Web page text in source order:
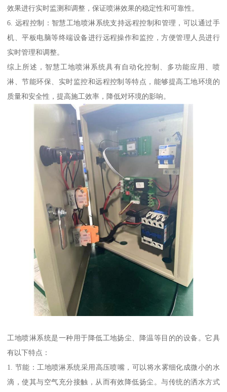
效果进行实时监测和调整，保证喷淋效果的稳定性和可靠性。
6. 远程控制：智慧工地喷淋系统支持远程控制和管理，可以通过手
机、平板电脑等终端设备进行远程操作和监控，方便管理人员进行
实时管理和调整。
综上所述，智慧工地喷淋系统具有自动化控制、多功能应用、喷
淋、节能环保、实时监控和远程控制等特点，能够提高工地环境的
质量和安全性，提高施工效率，降低对环境的影响。
工地喷淋系统是一种用于降低工地扬尘、降温等目的的设备。它具
有以下特点：
1. 节能：工地喷淋系统采用高压喷嘴，可以将水雾细化成微小的水
滴，使其与空气充分接触，从而有效降低扬尘。与传统的洒水方式